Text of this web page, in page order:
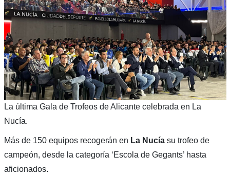
La última Gala de Trofeos de Alicante celebrada en La
Nucía.
Más de 150 equipos recogerán en La Nucía su trofeo de
campeón, desde la categoría ‘Escola de Gegants’ hasta
aficionados.